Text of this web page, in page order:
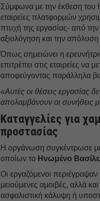
Σύμφωνα με την έκθεση του
εταιρείες πλατφορμών
πτυχή της εργασίας- από
αξιολόγηση και την
Όπως σημειώνει η
επιτρέπει στις εταιρείες να
αποφεύγοντας παράλληλα
«Αυτές οι θέσεις εργασίας
απολαμβάνουν οι συνήθεις
Καταγγελίες για
προστασίας
Η οργάνωση συγκέντρωσε
οποίων το Ηνωμένο
Οι εργαζόμενοι
μειούμενες αμοιβές, αλλά
ασφαλιστική κάλυψη ή